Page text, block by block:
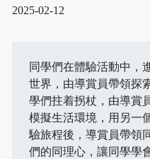
2025-02-12
同學們在體驗活動中，
世界，由導賞員帶領探
學們拄着拐杖，由導賞
模擬生活環境，用另一
驗旅程後，導賞員帶領
們的同理心，讓同學學